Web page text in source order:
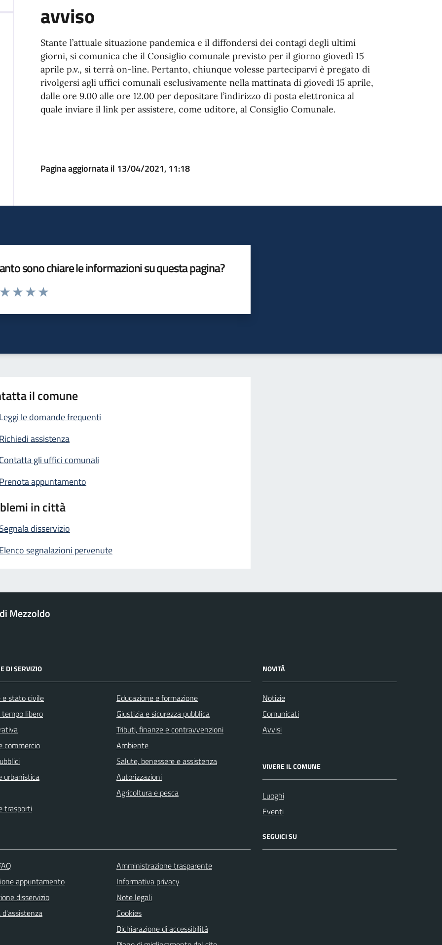
avviso
Stante l’attuale situazione pandemica e il diffondersi dei contagi degli ultimi
giorni, si comunica che il Consiglio comunale previsto per il giorno giovedì 15
aprile p.v., si terrà on-line. Pertanto, chiunque volesse parteciparvi è pregato di
rivolgersi agli uffici comunali esclusivamente nella mattinata di giovedì 15 aprile,
dalle ore 9.00 alle ore 12.00 per depositare l’indirizzo di posta elettronica al
quale inviare il link per assistere, come uditore, al Consiglio Comunale.
Pagina aggiornata il 13/04/2021, 11:18
sono chiare le informazioni su questa pagina?
da 1 a 5 stelle la pagina
il comune
le domande frequenti
assistenza
gli uffici comunali
appuntamento
in città
disservizio
segnalazioni pervenute
Mezzoldo
DI SERVIZIO
e stato civile
libero
commercio
urbanistica
trasporti
Educazione e formazione
Giustizia e sicurezza pubblica
Tributi, finanze e contravvenzioni
Ambiente
Salute, benessere e assistenza
Autorizzazioni
Agricoltura e pesca
NOVITÀ
Notizie
Comunicati
Avvisi
VIVERE IL COMUNE
Luoghi
Eventi
appuntamento
disservizio
Amministrazione trasparente
Informativa privacy
Note legali
Cookies
Dichiarazione di accessibilità
SEGUICI SU